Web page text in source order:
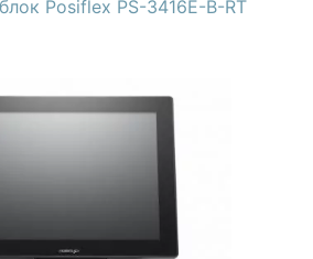
Posiflex PS-3416E-B-RT